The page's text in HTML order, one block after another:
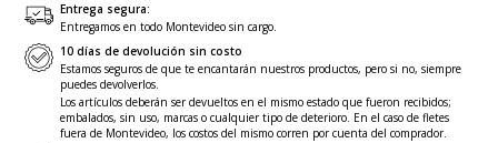
Entrega segura:
Entregamos en todo Montevideo sin cargo.
10 días de devolución sin costo
Estamos seguros de que te encantarán nuestros productos, pero si no, siempre
puedes devolverlos.
Los artículos deberán ser devueltos en el mismo estado que fueron recibidos;
embalados, sin uso, marcas o cualquier tipo de deterioro. En el caso de fletes
fuera de Montevideo, los costos del mismo corren por cuenta del comprador.